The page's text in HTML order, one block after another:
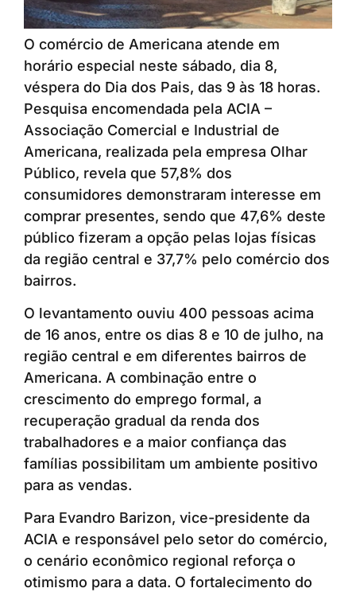
O comércio de Americana atende em
horário especial neste sábado, dia 8,
véspera do Dia dos Pais, das 9 às 18 horas.
Pesquisa encomendada pela ACIA –
Associação Comercial e Industrial de
Americana, realizada pela empresa Olhar
Público, revela que 57,8% dos
consumidores demonstraram interesse em
comprar presentes, sendo que 47,6% deste
público fizeram a opção pelas lojas físicas
da região central e 37,7% pelo comércio dos
bairros.
O levantamento ouviu 400 pessoas acima
de 16 anos, entre os dias 8 e 10 de julho, na
região central e em diferentes bairros de
Americana. A combinação entre o
crescimento do emprego formal, a
recuperação gradual da renda dos
trabalhadores e a maior confiança das
famílias possibilitam um ambiente positivo
para as vendas.
Para Evandro Barizon, vice-presidente da
ACIA e responsável pelo setor do comércio,
o cenário econômico regional reforça o
otimismo para a data. O fortalecimento do